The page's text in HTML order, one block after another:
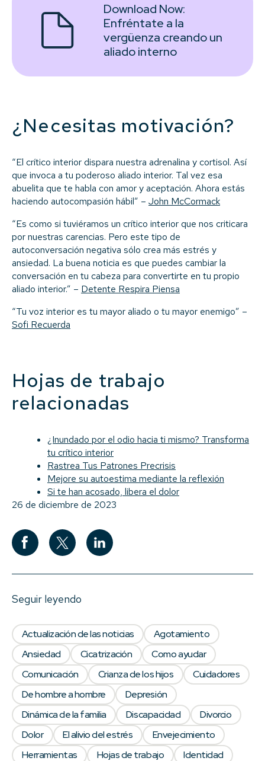
Download Now:
Enfréntate a la
vergüenza creando un
aliado interno
¿Necesitas motivación?
“El crítico interior dispara nuestra adrenalina y cortisol. Así
que invoca a tu poderoso aliado interior. Tal vez esa
abuelita que te habla con amor y aceptación. Ahora estás
haciendo autocompasión hábil” – John McCormack
“Es como si tuviéramos un crítico interior que nos criticara
por nuestras carencias. Pero este tipo de
autoconversación negativa sólo crea más estrés y
ansiedad. La buena noticia es que puedes cambiar la
conversación en tu cabeza para convertirte en tu propio
aliado interior.” – Detente Respira Piensa
“Tu voz interior es tu mayor aliado o tu mayor enemigo” –
Sofi Recuerda
Hojas de trabajo
relacionadas
¿Inundado por el odio hacia ti mismo? Transforma
tu crítico interior
Rastrea Tus Patrones Precrisis
Mejore su autoestima mediante la reflexión
Si te han acosado, libera el dolor
26 de diciembre de 2023
Seguir leyendo
Actualización de las noticias
Agotamiento
Ansiedad
Cicatrización
Como ayudar
Comunicación
Crianza de los hijos
Cuidadores
De hombre a hombre
Depresión
Dinámica de la familia
Discapacidad
Divorcio
Dolor
El alivio del estrés
Envejecimiento
Herramientas
Hojas de trabajo Identidad